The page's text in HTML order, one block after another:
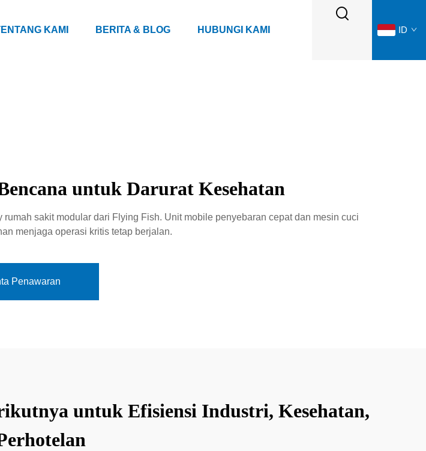
KAMI BERITA & BLOG HUBUNGI KAMI ID
untuk Darurat Kesehatan
sakit modular dari Flying Fish. Unit mobile penyebaran cepat dan mesin cuci
menjaga operasi kritis tetap berjalan.
Penawaran
untuk Efisiensi Industri, Kesehatan,